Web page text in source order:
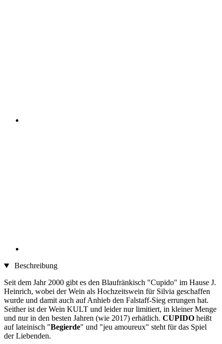
Beschreibung
Seit dem Jahr 2000 gibt es den Blaufränkisch "Cupido" im Hause J.
Heinrich, wobei der Wein als Hochzeitswein für Silvia geschaffen
wurde und damit auch auf Anhieb den Falstaff-Sieg errungen hat.
Seither ist der Wein KULT und leider nur limitiert, in kleiner Menge
und nur in den besten Jahren (wie 2017) erhätlich. CUPIDO heißt
auf lateinisch "Begierde" und "jeu amoureux" steht für das Spiel
der Liebenden.